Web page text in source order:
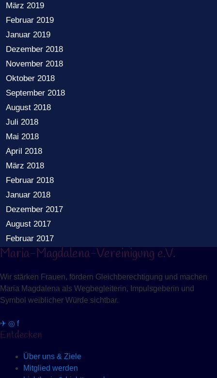
März 2019
Februar 2019
Januar 2019
Dezember 2018
November 2018
Oktober 2018
September 2018
August 2018
Juli 2018
Mai 2018
April 2018
März 2018
Februar 2018
Januar 2018
Dezember 2017
August 2017
Februar 2017
Maria-Magdalena-Vereinigung e.V.
Wir stärken Frauen, fördern Gleichberechtigung und machen
Maria Magdalena als Wegbegleiterin, Impulsgeberin und
Symbol weiblicher Würde sichtbar.
✈ ◎ f
Entdecken
Über uns & Ziele
Mitglied werden